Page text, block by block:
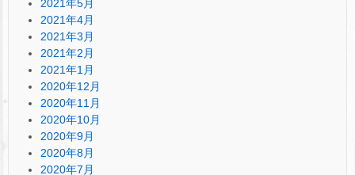
2021年5月
2021年4月
2021年3月
2021年2月
2021年1月
2020年12月
2020年11月
2020年10月
2020年9月
2020年8月
2020年7月